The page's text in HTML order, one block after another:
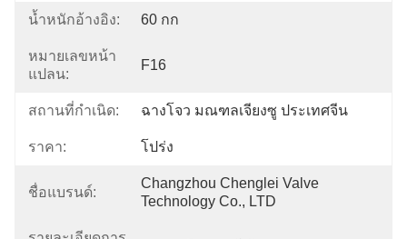
น้ำหนักอ้างอิง: 60 กก
หมายเลขหน้า
แปลน:
F16
สถานที่กำเนิด: ฉางโจว มณฑลเจียงซู ประเทศจีน
ราคา: โปร่ง
ชื่อแบรนด์:
Changzhou Chenglei Valve
Technology Co., LTD